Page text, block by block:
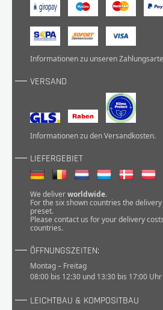
Informationen zu unseren
VERSAND
Informationen zu denVersandkosten.
LIEFERGEBIET
We deliverworldwide.
For the six shown countries the
preset.
Please contact us for your delivery
countries.
ÖFFNUNGSZEITEN:
Montag – Freitag
08:00 bis 12:30 und 13:30 bis 17:00 Uhr
LEICHTBAU & KOMPOSITBAU